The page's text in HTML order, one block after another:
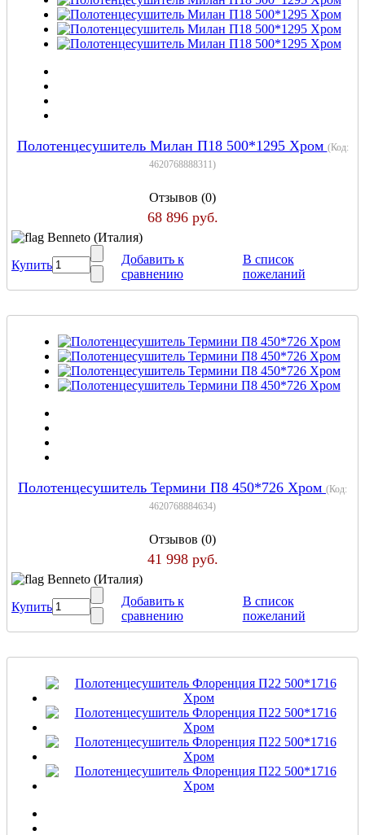
Полотенцесушитель Милан П18 500*1295 Хром (Код:
4620768888311)
Отзывов (0)
68 896 руб.
Benneto (Италия)
Купить
Добавить к
сравнению
В список
пожеланий
Полотенцесушитель Термини П8 450*726 Хром (Код:
4620768884634)
Отзывов (0)
41 998 руб.
Benneto (Италия)
Купить
Добавить к
сравнению
В список
пожеланий